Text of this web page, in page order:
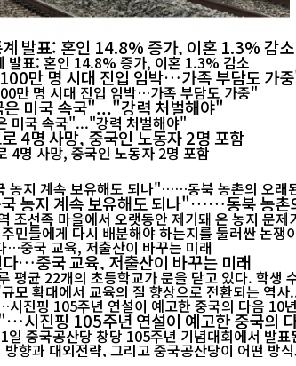
발표: 혼인 14.8% 증가, 이혼 1.3% 감소
만 명 시대 진입 임박…가족 부담도 가
미국 속국"..."강력 처벌해야"
4명 사망, 중국인 노동자 2명 포함
농지 계속 보유해도 되나"……동북 농촌
조선족 마을에서 오랫동안 제기돼 온 농지 문
민들에게 다시 배분해야 하는지를 둘러싼 논쟁
…중국 교육, 저출산이 바꾸는 미래
평균 22개의 초등학교가 문을 닫고 있다. 학생
모 확대에서 교육의 질 향상으로 전환되는 역사
시진핑 105주년 연설이 예고한 중국의
중국공산당 창당 105주년 기념대회에서 발
향과 대외전략, 그리고 중국공산당이 어떤 방